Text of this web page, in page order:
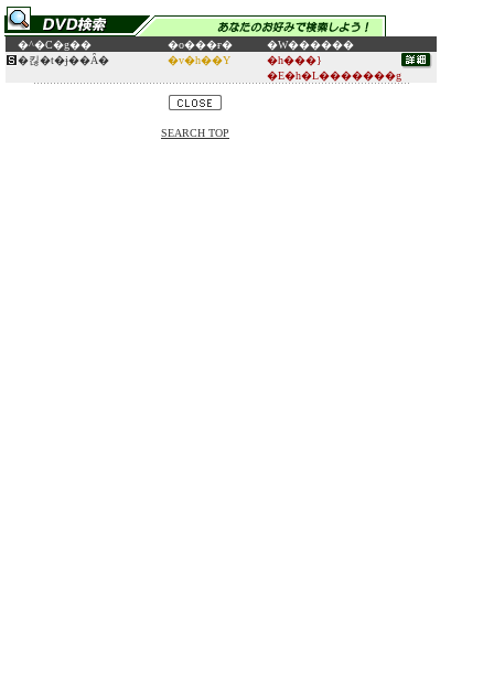
�^�C�g�� �o���ғ�
�W������
�킪�t�ɉ��Ȃ�
�v�h��Y
�h���}
�E�h�L�������g
SEARCH TOP